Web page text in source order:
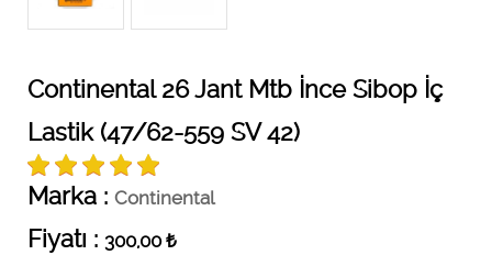
Continental 26 Jant Mtb İnce Sibop İç
Lastik (47/62-559 SV 42)
Marka : Continental
Fiyatı : 300,00₺